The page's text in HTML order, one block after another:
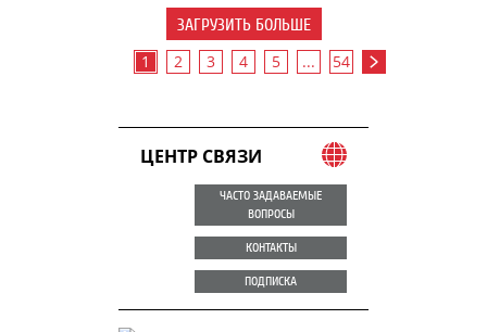
ЗАГРУЗИТЬ БОЛЬШЕ
1 2 3 4 5 ... 54
ЦЕНТР СВЯЗИ
ЧАСТО ЗАДАВАЕМЫЕ
ВОПРОСЫ
КОНТАКТЫ
ПОДПИСКА